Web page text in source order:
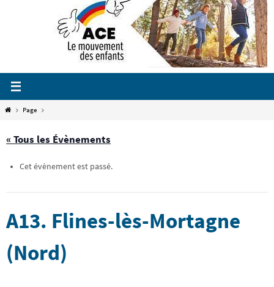
HomePage
« Tous les Évènements
Cet évènement est passé.
A13. Flines-lès-Mortagne
(Nord)